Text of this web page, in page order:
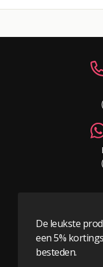
De leukste
een 5%
besteden.